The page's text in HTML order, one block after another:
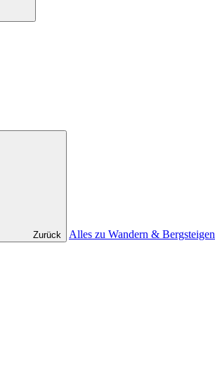
Zurück
Alles zu Wandern & Bergsteigen